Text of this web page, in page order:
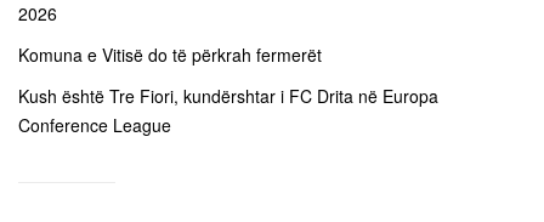
2026
Komuna e Vitisë do të përkrah fermerët
Kush është Tre Fiori, kundërshtar i FC Drita në Europa
Conference League